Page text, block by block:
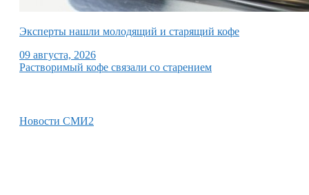
Эксперты нашли молодящий и старящий кофе
09 августа, 2026
Растворимый кофе связали со старением
Новости СМИ2